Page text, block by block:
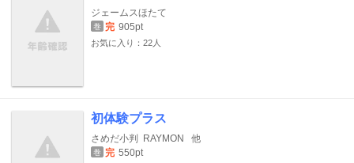
ジェームスほたて
巻 完 905pt
お気に入り：22人
初体験プラス
さめだ小判 RAYMON 他
巻 完 550pt